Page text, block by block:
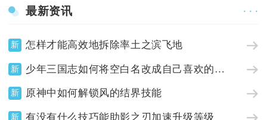
最新资讯 · · ·
新 怎样才能高效地拆除率土之滨飞地
新 少年三国志如何将空白名改成自己喜欢的名字
新 原神中如何解锁风的结界技能
新 有没有什么技巧能助影之刃加速升级等级